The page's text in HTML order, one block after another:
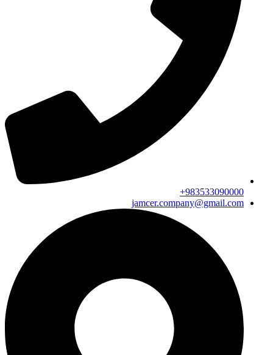
983533090000+
jamcer.company@gmail.com